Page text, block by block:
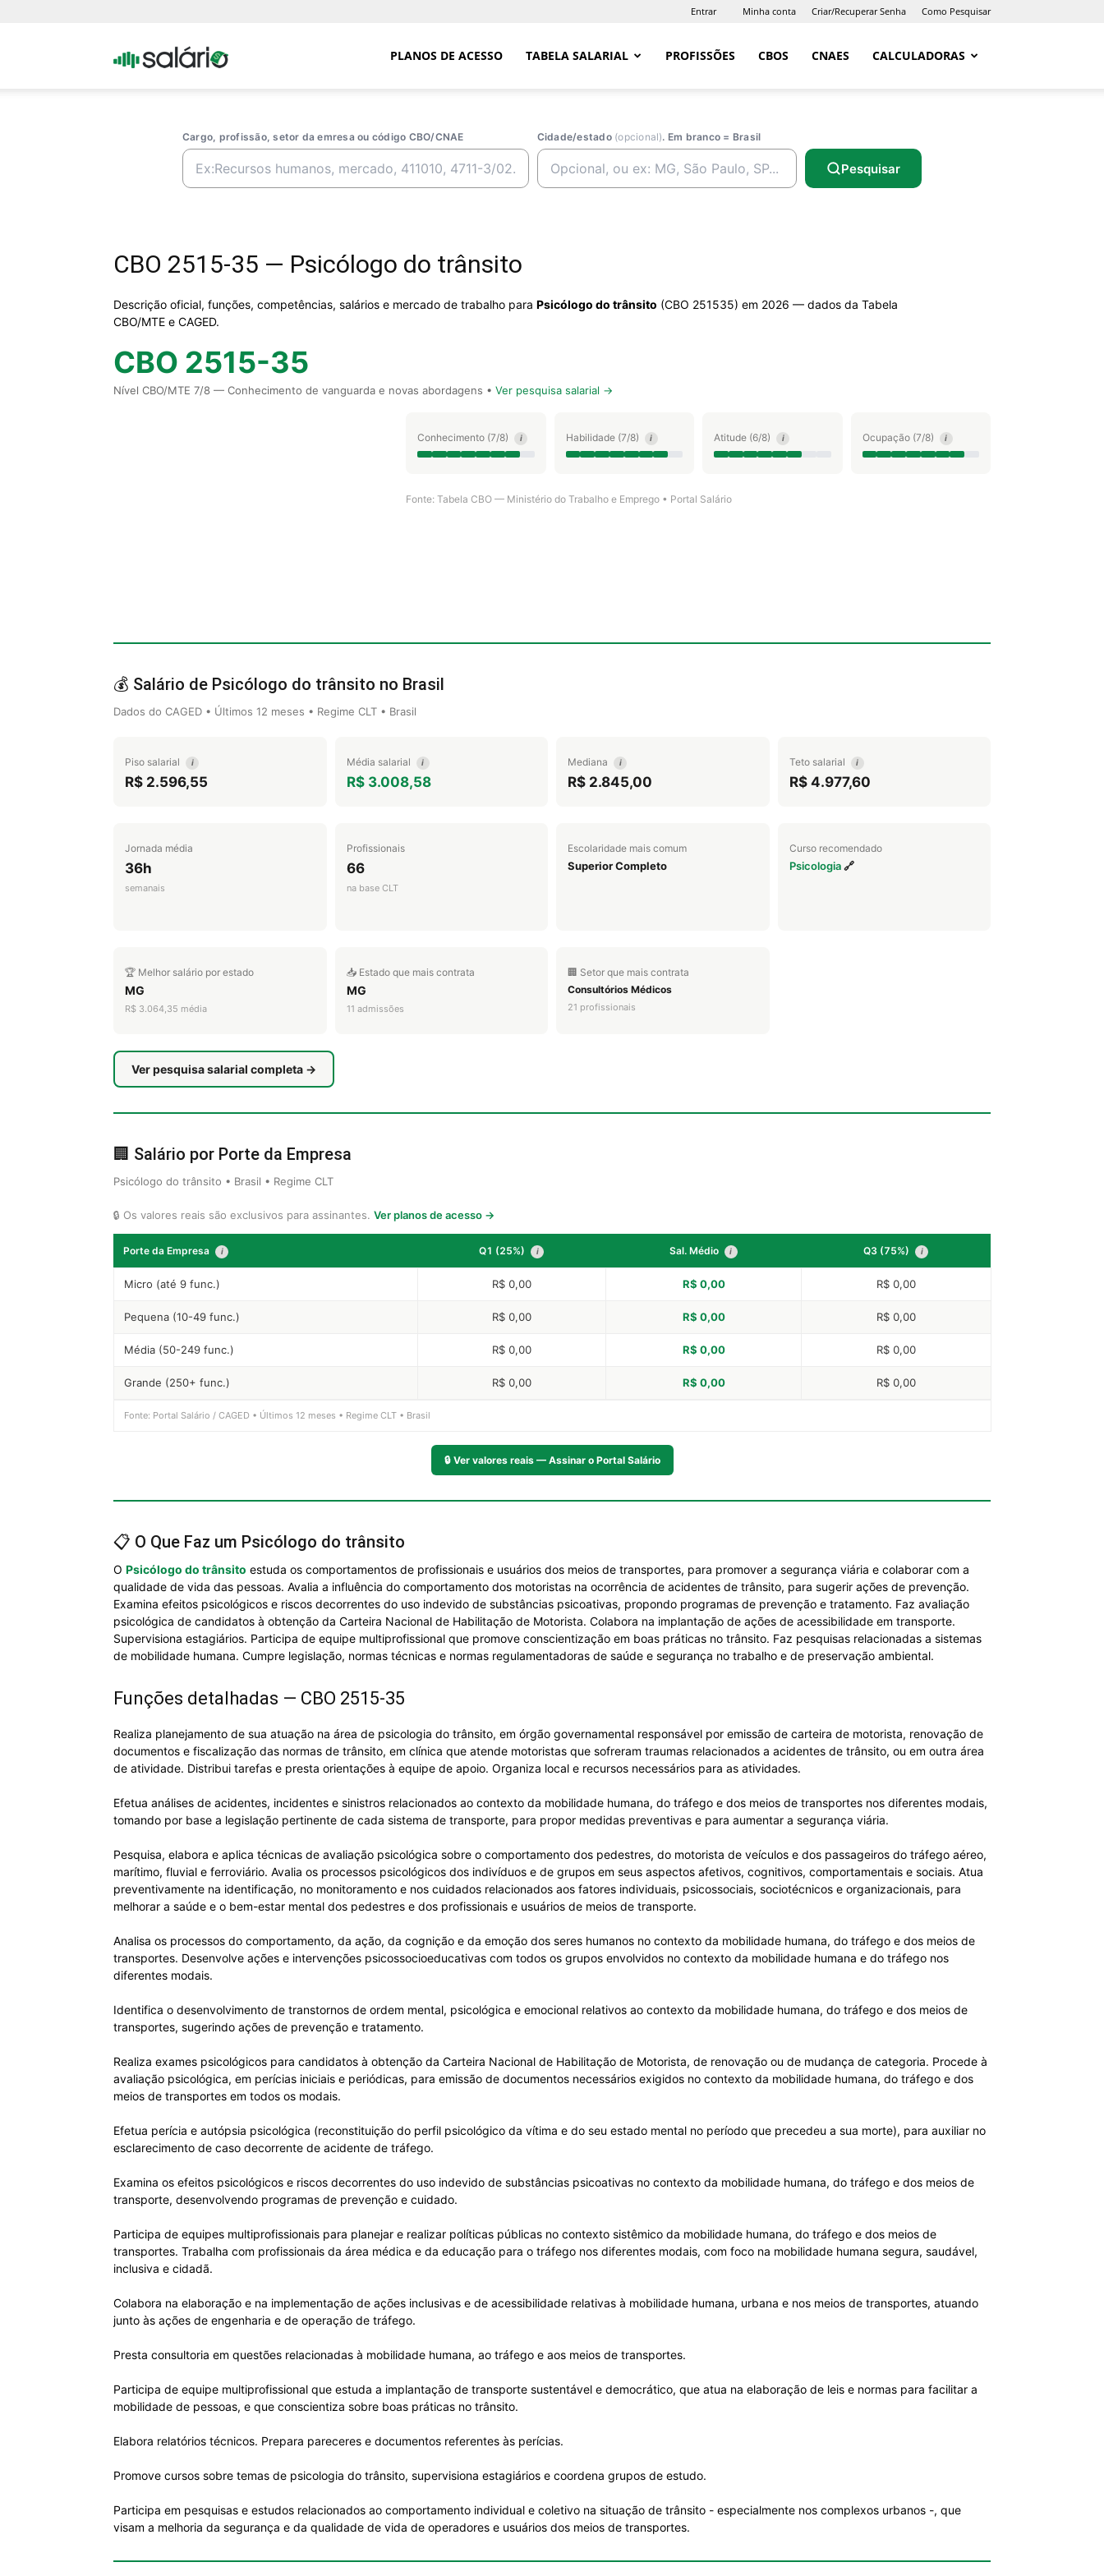
Entrar Minha conta Criar/Recuperar Senha Como Pesquisar
Portal PLANOS DE ACESSO TABELA SALARIAL PROFISSÕES CBOS CNAES CALCULADORAS
Cargo, profissão, setor da emresa ou código CBO/CNAE Cidade/estado (opcional). Em branco = Brasil
Pesquisar
CBO 2515-35 — Psicólogo do trânsito
Descrição oficial, funções, competências, salários e mercado de trabalho para Psicólogo do trânsito (CBO 251535) em 2026 — dados da Tabela
CBO/MTE e CAGED.
CBO 2515-35
Nível CBO/MTE 7/8 — Conhecimento de vanguarda e novas abordagens • Ver pesquisa salarial →
Conhecimento (7/8) i Habilidade (7/8) i Atitude (6/8) i Ocupação (7/8) i
Fonte: Tabela CBO — Ministério do Trabalho e Emprego • Portal Salário
💰 Salário de Psicólogo do trânsito no Brasil
Dados do CAGED • Últimos 12 meses • Regime CLT • Brasil
Piso salarial i
R$ 2.596,55
Média salarial i
R$ 3.008,58
Mediana i
R$ 2.845,00
Teto salarial i
R$ 4.977,60
Jornada média
36h
semanais
Profissionais
66
na base CLT
Escolaridade mais comum
Superior Completo
Curso recomendado
Psicologia🔗
🏆 Melhor salário por estado
MG
R$ 3.064,35 média
📥 Estado que mais contrata
MG
11 admissões
🏢 Setor que mais contrata
Consultórios Médicos
21 profissionais
Ver pesquisa salarial completa →
🏢 Salário por Porte da Empresa
Psicólogo do trânsito • Brasil • Regime CLT
🔒 Os valores reais são exclusivos para assinantes. Ver planos de acesso →
Porte da Empresa i Q1 (25%) i Sal. Médio i Q3 (75%) i
Micro (até 9 func.) R$ 0,00 R$ 0,00 R$ 0,00
Pequena (10-49 func.) R$ 0,00 R$ 0,00 R$ 0,00
Média (50-249 func.) R$ 0,00 R$ 0,00 R$ 0,00
Grande (250+ func.) R$ 0,00 R$ 0,00 R$ 0,00
Fonte: Portal Salário / CAGED • Últimos 12 meses • Regime CLT • Brasil
🔒 Ver valores reais — Assinar o Portal Salário
📋 O Que Faz um Psicólogo do trânsito
O Psicólogo do trânsito estuda os comportamentos de profissionais e usuários dos meios de transportes, para promover a segurança viária e colaborar com a
qualidade de vida das pessoas. Avalia a influência do comportamento dos motoristas na ocorrência de acidentes de trânsito, para sugerir ações de prevenção.
Examina efeitos psicológicos e riscos decorrentes do uso indevido de substâncias psicoativas, propondo programas de prevenção e tratamento. Faz avaliação
psicológica de candidatos à obtenção da Carteira Nacional de Habilitação de Motorista. Colabora na implantação de ações de acessibilidade em transporte.
Supervisiona estagiários. Participa de equipe multiprofissional que promove conscientização em boas práticas no trânsito. Faz pesquisas relacionadas a sistemas
de mobilidade humana. Cumpre legislação, normas técnicas e normas regulamentadoras de saúde e segurança no trabalho e de preservação ambiental.
Funções detalhadas — CBO 2515-35
Realiza planejamento de sua atuação na área de psicologia do trânsito, em órgão governamental responsável por emissão de carteira de motorista, renovação de
documentos e fiscalização das normas de trânsito, em clínica que atende motoristas que sofreram traumas relacionados a acidentes de trânsito, ou em outra área
de atividade. Distribui tarefas e presta orientações à equipe de apoio. Organiza local e recursos necessários para as atividades.
Efetua análises de acidentes, incidentes e sinistros relacionados ao contexto da mobilidade humana, do tráfego e dos meios de transportes nos diferentes modais,
tomando por base a legislação pertinente de cada sistema de transporte, para propor medidas preventivas e para aumentar a segurança viária.
Pesquisa, elabora e aplica técnicas de avaliação psicológica sobre o comportamento dos pedestres, do motorista de veículos e dos passageiros do tráfego aéreo,
marítimo, fluvial e ferroviário. Avalia os processos psicológicos dos indivíduos e de grupos em seus aspectos afetivos, cognitivos, comportamentais e sociais. Atua
preventivamente na identificação, no monitoramento e nos cuidados relacionados aos fatores individuais, psicossociais, sociotécnicos e organizacionais, para
melhorar a saúde e o bem-estar mental dos pedestres e dos profissionais e usuários de meios de transporte.
Analisa os processos do comportamento, da ação, da cognição e da emoção dos seres humanos no contexto da mobilidade humana, do tráfego e dos meios de
transportes. Desenvolve ações e intervenções psicossocioeducativas com todos os grupos envolvidos no contexto da mobilidade humana e do tráfego nos
diferentes modais.
Identifica o desenvolvimento de transtornos de ordem mental, psicológica e emocional relativos ao contexto da mobilidade humana, do tráfego e dos meios de
transportes, sugerindo ações de prevenção e tratamento.
Realiza exames psicológicos para candidatos à obtenção da Carteira Nacional de Habilitação de Motorista, de renovação ou de mudança de categoria. Procede à
avaliação psicológica, em perícias iniciais e periódicas, para emissão de documentos necessários exigidos no contexto da mobilidade humana, do tráfego e dos
meios de transportes em todos os modais.
Efetua perícia e autópsia psicológica (reconstituição do perfil psicológico da vítima e do seu estado mental no período que precedeu a sua morte), para auxiliar no
esclarecimento de caso decorrente de acidente de tráfego.
Examina os efeitos psicológicos e riscos decorrentes do uso indevido de substâncias psicoativas no contexto da mobilidade humana, do tráfego e dos meios de
transporte, desenvolvendo programas de prevenção e cuidado.
Participa de equipes multiprofissionais para planejar e realizar políticas públicas no contexto sistêmico da mobilidade humana, do tráfego e dos meios de
transportes. Trabalha com profissionais da área médica e da educação para o tráfego nos diferentes modais, com foco na mobilidade humana segura, saudável,
inclusiva e cidadã.
Colabora na elaboração e na implementação de ações inclusivas e de acessibilidade relativas à mobilidade humana, urbana e nos meios de transportes, atuando
junto às ações de engenharia e de operação de tráfego.
Presta consultoria em questões relacionadas à mobilidade humana, ao tráfego e aos meios de transportes.
Participa de equipe multiprofissional que estuda a implantação de transporte sustentável e democrático, que atua na elaboração de leis e normas para facilitar a
mobilidade de pessoas, e que conscientiza sobre boas práticas no trânsito.
Elabora relatórios técnicos. Prepara pareceres e documentos referentes às perícias.
Promove cursos sobre temas de psicologia do trânsito, supervisiona estagiários e coordena grupos de estudo.
Participa em pesquisas e estudos relacionados ao comportamento individual e coletivo na situação de trânsito - especialmente nos complexos urbanos -, que
visam a melhoria da segurança e da qualidade de vida de operadores e usuários dos meios de transportes.